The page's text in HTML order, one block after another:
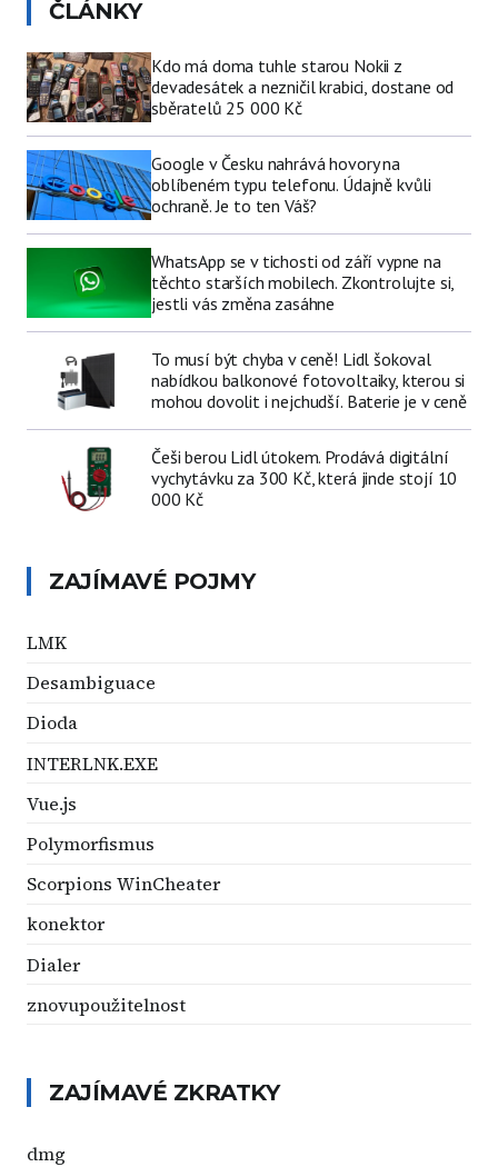
ČLÁNKY
Kdo má doma tuhle starou Nokii z
devadesátek a nezničil krabici, dostane od
sběratelů 25 000 Kč
Google v Česku nahrává hovory na
oblíbeném typu telefonu. Údajně kvůli
ochraně. Je to ten Váš?
WhatsApp se v tichosti od září vypne na
těchto starších mobilech. Zkontrolujte si,
jestli vás změna zasáhne
To musí být chyba v ceně! Lidl šokoval
nabídkou balkonové fotovoltaiky, kterou si
mohou dovolit i nejchudší. Baterie je v ceně
Češi berou Lidl útokem. Prodává digitální
vychytávku za 300 Kč, která jinde stojí 10
000 Kč
ZAJÍMAVÉ POJMY
LMK
Desambiguace
Dioda
INTERLNK.EXE
Vue.js
Polymorfismus
Scorpions WinCheater
konektor
Dialer
znovupoužitelnost
ZAJÍMAVÉ ZKRATKY
dmg